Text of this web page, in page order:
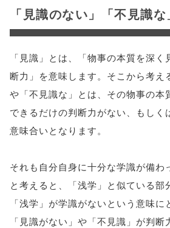
「見識のない」「不見識な
「見識」とは、「物事の本質を深
断力」を意味します。そこから考え
や「不見識な」とは、その物事の本
できるだけの判断力がない、もしく
意味合いとなります。
それも自分自身に十分な学識が備わ
と考えると、「浅学」と似ている部
「浅学」が学識がないという意味に
「見識がない」や「不見識」が判